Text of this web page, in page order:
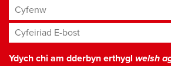
Cyfenw
Cyfeiriad E-bost*
Ydych chi am dderbyn erthygl welsh